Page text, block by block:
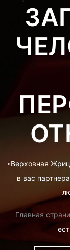
«Верховная
в вас
Главная